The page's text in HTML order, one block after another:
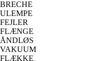
BRECHE
ULEMPE
FEJLER
FLÆNGE
ÅNDLØS
VAKUUM
FLÆKKE